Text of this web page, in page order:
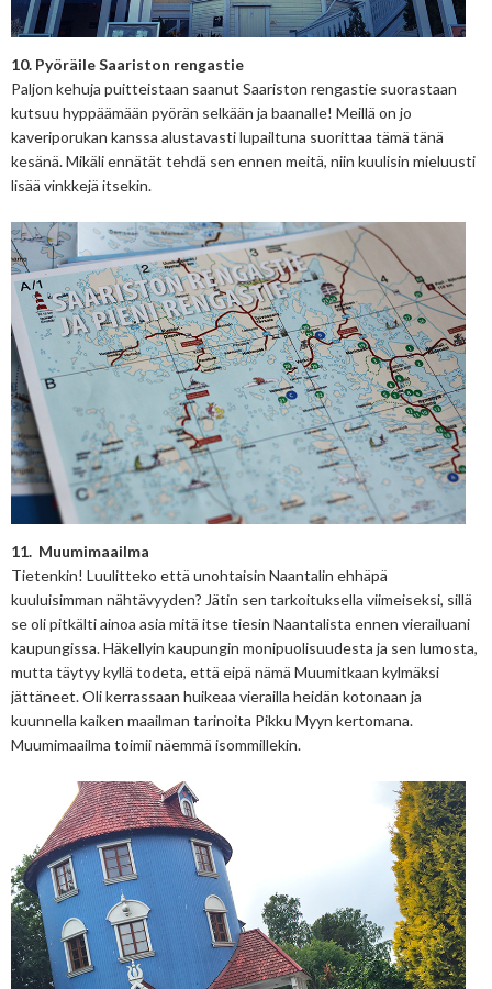
10. Pyöräile Saariston rengastie
Paljon kehuja puitteistaan saanut Saariston rengastie suorastaan
kutsuu hyppäämään pyörän selkään ja baanalle! Meillä on jo
kaveriporukan kanssa alustavasti lupailtuna suorittaa tämä tänä
kesänä. Mikäli ennätät tehdä sen ennen meitä, niin kuulisin mieluusti
lisää vinkkejä itsekin.
11. Muumimaailma
Tietenkin! Luulitteko että unohtaisin Naantalin ehhäpä
kuuluisimman nähtävyyden? Jätin sen tarkoituksella viimeiseksi, sillä
se oli pitkälti ainoa asia mitä itse tiesin Naantalista ennen vierailuani
kaupungissa. Häkellyin kaupungin monipuolisuudesta ja sen lumosta,
mutta täytyy kyllä todeta, että eipä nämä Muumitkaan kylmäksi
jättäneet. Oli kerrassaan huikeaa vierailla heidän kotonaan ja
kuunnella kaiken maailman tarinoita Pikku Myyn kertomana.
Muumimaailma toimii näemmä isommillekin.